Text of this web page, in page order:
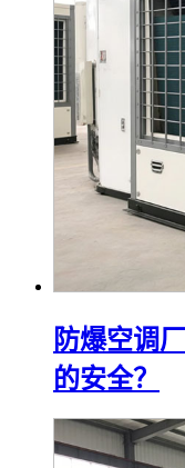
防爆空调
的安全？